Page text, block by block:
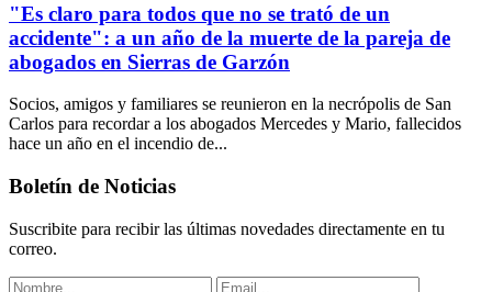
"Es claro para todos que no se trató de un
accidente": a un año de la muerte de la pareja de
abogados en Sierras de Garzón
Socios, amigos y familiares se reunieron en la necrópolis de San
Carlos para recordar a los abogados Mercedes y Mario, fallecidos
hace un año en el incendio de...
Boletín de Noticias
Suscribite para recibir las últimas novedades directamente en tu
correo.